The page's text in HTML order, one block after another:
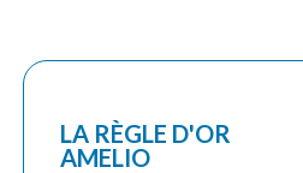
LA RÈGLE D'OR
AMELIO